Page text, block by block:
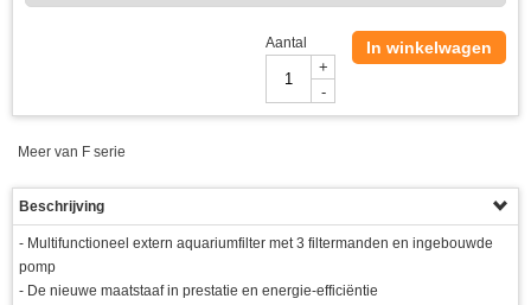
Aantal
+
-
In winkelwagen
Meer van F serie
Beschrijving
- Multifunctioneel extern aquariumfilter met 3 filtermanden en ingebouwde
pomp
- De nieuwe maatstaaf in prestatie en energie-efficiëntie